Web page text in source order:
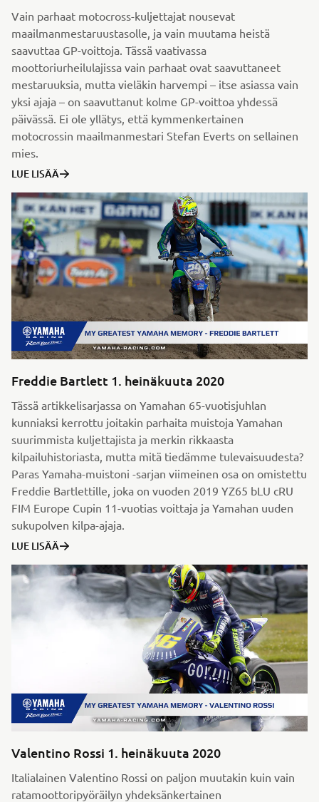
Vain parhaat motocross-kuljettajat nousevat
maailmanmestaruustasolle, ja vain muutama heistä
saavuttaa GP-voittoja. Tässä vaativassa
moottoriurheilulajissa vain parhaat ovat saavuttaneet
mestaruuksia, mutta vieläkin harvempi – itse asiassa vain
yksi ajaja – on saavuttanut kolme GP-voittoa yhdessä
päivässä. Ei ole yllätys, että kymmenkertainen
motocrossin maailmanmestari Stefan Everts on sellainen
mies.
LUE LISÄÄ
Freddie Bartlett 1. heinäkuuta 2020
Tässä artikkelisarjassa on Yamahan 65-vuotisjuhlan
kunniaksi kerrottu joitakin parhaita muistoja Yamahan
suurimmista kuljettajista ja merkin rikkaasta
kilpailuhistoriasta, mutta mitä tiedämme tulevaisuudesta?
Paras Yamaha-muistoni -sarjan viimeinen osa on omistettu
Freddie Bartlettille, joka on vuoden 2019 YZ65 bLU cRU
FIM Europe Cupin 11-vuotias voittaja ja Yamahan uuden
sukupolven kilpa-ajaja.
LUE LISÄÄ
Valentino Rossi 1. heinäkuuta 2020
Italialainen Valentino Rossi on paljon muutakin kuin vain
ratamoottoripyöräilyn yhdeksänkertainen